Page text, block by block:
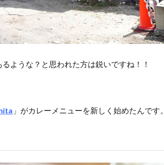
ような？と思われた方は鋭いですね！！
」がカレーメニューを新しく始めたんです。